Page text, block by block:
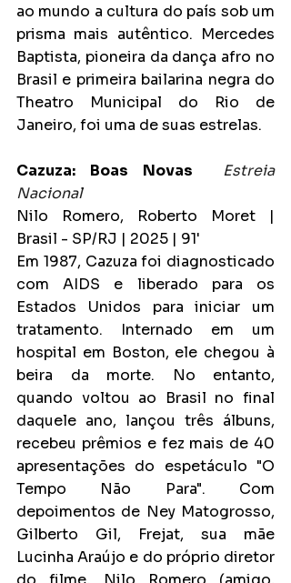
ao mundo a cultura do país sob um
prisma mais autêntico. Mercedes
Baptista, pioneira da dança afro no
Brasil e primeira bailarina negra do
Theatro Municipal do Rio de
Janeiro, foi uma de suas estrelas.
Cazuza: Boas Novas
Estreia
Nacional
Nilo Romero, Roberto Moret |
Brasil - SP/RJ | 2025 | 91'
Em 1987, Cazuza foi diagnosticado
com AIDS e liberado para os
Estados Unidos para iniciar um
tratamento. Internado em um
hospital em Boston, ele chegou à
beira da morte. No entanto,
quando voltou ao Brasil no final
daquele ano, lançou três álbuns,
recebeu prêmios e fez mais de 40
apresentações do espetáculo "O
Tempo Não Para". Com
depoimentos de Ney Matogrosso,
Gilberto Gil, Frejat, sua mãe
Lucinha Araújo e do próprio diretor